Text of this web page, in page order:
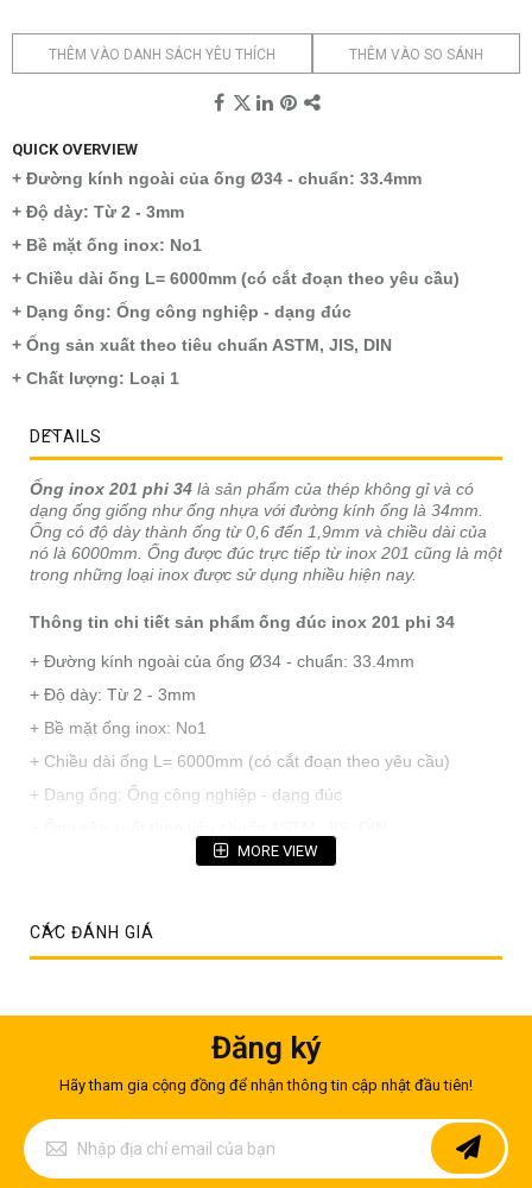
THÊM VÀO DANH SÁCH YÊU THÍCH THÊM VÀO SO SÁNH
QUICK OVERVIEW
+ Đường kính ngoài của ống Ø34 - chuẩn: 33.4mm
+ Độ dày: Từ 2 - 3mm
+ Bề mặt ống inox: No1
+ Chiều dài ống L= 6000mm (có cắt đoạn theo yêu cầu)
+ Dạng ống: Ống công nghiệp - dạng đúc
+ Ống sản xuất theo tiêu chuẩn ASTM, JIS, DIN
+ Chất lượng: Loại 1
DETAILS
Ống inox 201 phi 34 là sản phẩm của thép không gỉ và có
dạng ống giống như ống nhựa với đường kính ống là 34mm.
Ống có độ dày thành ống từ 0,6 đến 1,9mm và chiều dài của
nó là 6000mm. Ống được đúc trực tiếp từ inox 201 cũng là một
trong những loại inox được sử dụng nhiều hiện nay.
Thông tin chi tiết sản phẩm ống đúc inox 201 phi 34
+ Đường kính ngoài của ống Ø34 - chuẩn: 33.4mm
+ Độ dày: Từ 2 - 3mm
+ Bề mặt ống inox: No1
+ Chiều dài ống L= 6000mm (có cắt đoạn theo yêu cầu)
+ Dạng ống: Ống công nghiệp - dạng đúc
MORE VIEW
CÁC ĐÁNH GIÁ
Đăng ký
Hãy tham gia cộng đồng để nhận thông tin cập nhật đầu tiên!
Đăng
ký
để